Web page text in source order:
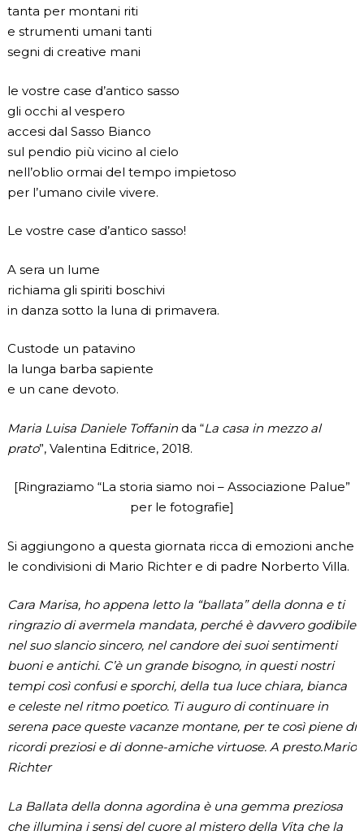
tanta per montani riti
e strumenti umani tanti
segni di creative mani
le vostre case d’antico sasso
gli occhi al vespero
accesi dal Sasso Bianco
sul pendio più vicino al cielo
nell’oblio ormai del tempo impietoso
per l’umano civile vivere.
Le vostre case d’antico sasso!
A sera un lume
richiama gli spiriti boschivi
in danza sotto la luna di primavera.
Custode un patavino
la lunga barba sapiente
e un cane devoto.
Maria Luisa Daniele Toffanin da “La casa in mezzo al
prato”, Valentina Editrice, 2018.
[Ringraziamo “La storia siamo noi – Associazione Palue”
per le fotografie]
Si aggiungono a questa giornata ricca di emozioni anche
le condivisioni di Mario Richter e di padre Norberto Villa.
Cara Marisa, ho appena letto la “ballata” della donna e ti
ringrazio di avermela mandata, perché è davvero godibile
nel suo slancio sincero, nel candore dei suoi sentimenti
buoni e antichi. C’è un grande bisogno, in questi nostri
tempi così confusi e sporchi, della tua luce chiara, bianca
e celeste nel ritmo poetico. Ti auguro di continuare in
serena pace queste vacanze montane, per te così piene di
ricordi preziosi e di donne-amiche virtuose. A presto.Mario
Richter
La Ballata della donna agordina è una gemma preziosa
che illumina i sensi del cuore al mistero della Vita che la